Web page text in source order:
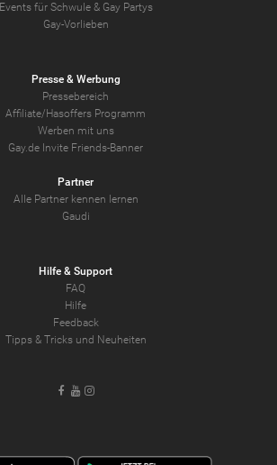
Events für Schwule & Gay Partys
Gay-Vorlieben
Presse & Werbung
Pressebereich
Affiliate/Hasoffers Programm
Werben mit uns
Gay.de Invite Friends-Banner
Partner
Alle Partner kennen lernen
Gaudi
Hilfe & Support
FAQ
Hilfe
Feedback
Tipps & Tricks und Neuheiten
Facebook
YoutubeInstagram